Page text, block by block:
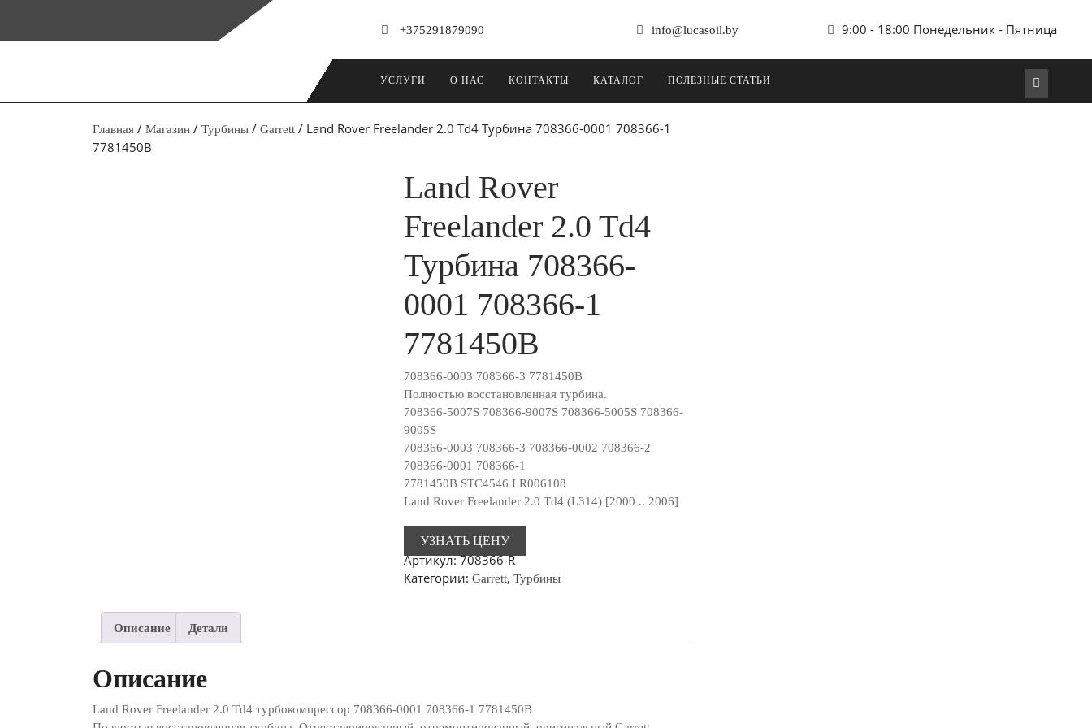
содержимому
+375291879090 info@lucasoil.by 9:00 - 18:00 Понедельник - Пятница
УСЛУГИ О НАС КОНТАКТЫ КАТАЛОГ ПОЛЕЗНЫЕ СТАТЬИ
Главная / Магазин / Турбины / Garrett / Land Rover Freelander 2.0 Td4 Турбина 708366-0001 708366-1
7781450B
Land Rover
Freelander 2.0 Td4
Турбина 708366-
0001 708366-1
7781450B
708366-0003 708366-3 7781450B
Полностью восстановленная турбина.
708366-5007S 708366-9007S 708366-5005S 708366-
9005S
708366-0003 708366-3 708366-0002 708366-2
708366-0001 708366-1
7781450B STC4546 LR006108
Land Rover Freelander 2.0 Td4 (L314) [2000 .. 2006]
УЗНАТЬ ЦЕНУ
Артикул:708366-R
Категории: Garrett, Турбины
Описание Детали
Описание
Land Rover Freelander 2.0 Td4 турбокомпрессор 708366-0001 708366-1 7781450B